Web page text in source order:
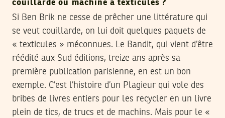
couillarde ou machine à texticules ?
Si Ben Brik ne cesse de prêcher une littérature qui
se veut couillarde, on lui doit quelques paquets de
« texticules » méconnues. Le Bandit, qui vient d’être
réédité aux Sud éditions, treize ans après sa
première publication parisienne, en est un bon
exemple. C’est l’histoire d’un Plagieur qui vole des
bribes de livres entiers pour les recycler en un livre
plein de tics, de trucs et de machins. Mais pour le «